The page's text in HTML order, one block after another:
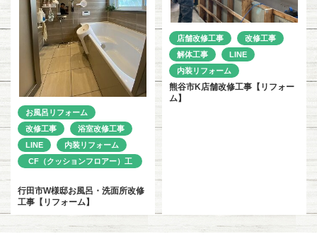
お風呂リフォーム
改修工事
浴室改修工事
LINE
内装リフォーム
CF（クッションフロアー）工
行田市W様邸お風呂・洗面所改修
工事【リフォーム】
店舗改修工事
改修工事
解体工事
LINE
内装リフォーム
熊谷市K店舗改修工事【リフォー
ム】